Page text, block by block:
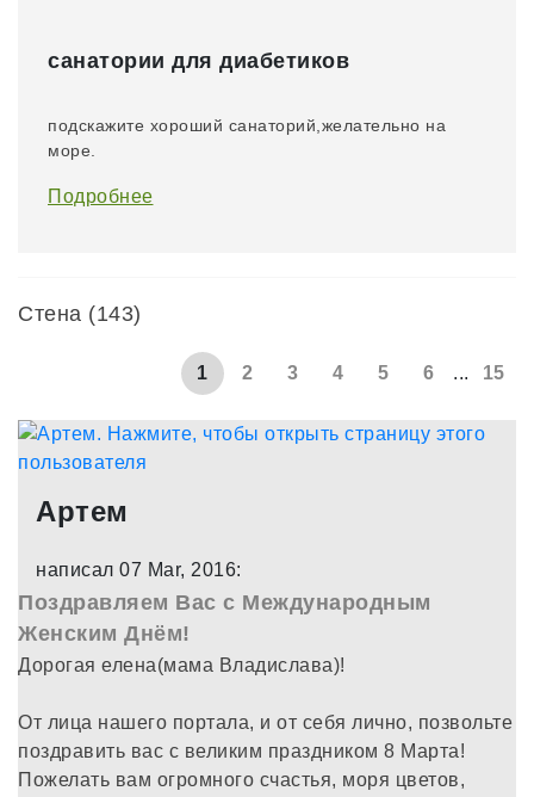
санатории для диабетиков
​подскажите хороший санаторий,желательно на
море.
Подробнее
Стена (143)
1 2 3 4 5 6 ... 15
Артем
написал 07 Mar, 2016:
Поздравляем Вас с Международным
Женским Днём!
Дорогая елена(мама Владислава)!
От лица нашего портала, и от себя лично, позвольте
поздравить вас с великим праздником 8 Марта!
Пожелать вам огромного счастья, моря цветов,